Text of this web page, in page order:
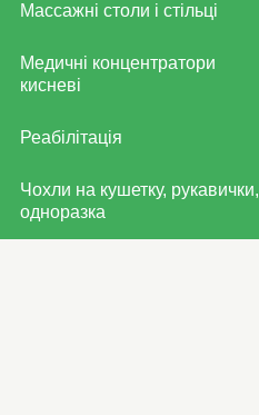
Массажні столи і стільці
Медичні концентратори
кисневі
Реабілітація
Чохли на кушетку, рукавички,
одноразка